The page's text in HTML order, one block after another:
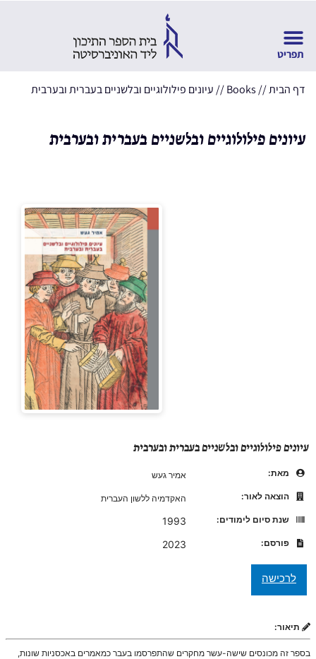
דף הבית//
Books
// עיונים פילולוגיים ובלשניים בעברית ובערבית
עיונים פילולוגיים ובלשניים בעברית ובערבית
עיונים פילולוגיים ובלשניים בעברית ובערבית
מאת:
אמיר געש
הוצאה לאור:
האקדמיה ללשון העברית
שנת סיום לימודים:
1993
פורסם: 2023
תיאור:
בספר זה מכונסים שישה-עשר מחקרים שהתפרסמו בעבר כמאמרים באכסניות שונות,